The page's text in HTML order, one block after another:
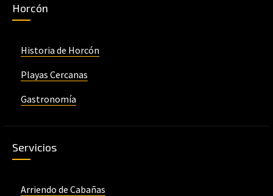
Horcón
Historia de Horcón
Playas Cercanas
Gastronomía
Servicios
Arriendo de Cabañas